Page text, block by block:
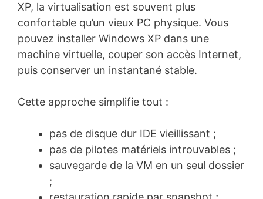
XP, la virtualisation est souvent plus
confortable qu’un vieux PC physique. Vous
pouvez installer Windows XP dans une
machine virtuelle, couper son accès Internet,
puis conserver un instantané stable.
Cette approche simplifie tout :
pas de disque dur IDE vieillissant ;
pas de pilotes matériels introuvables ;
sauvegarde de la VM en un seul dossier
;